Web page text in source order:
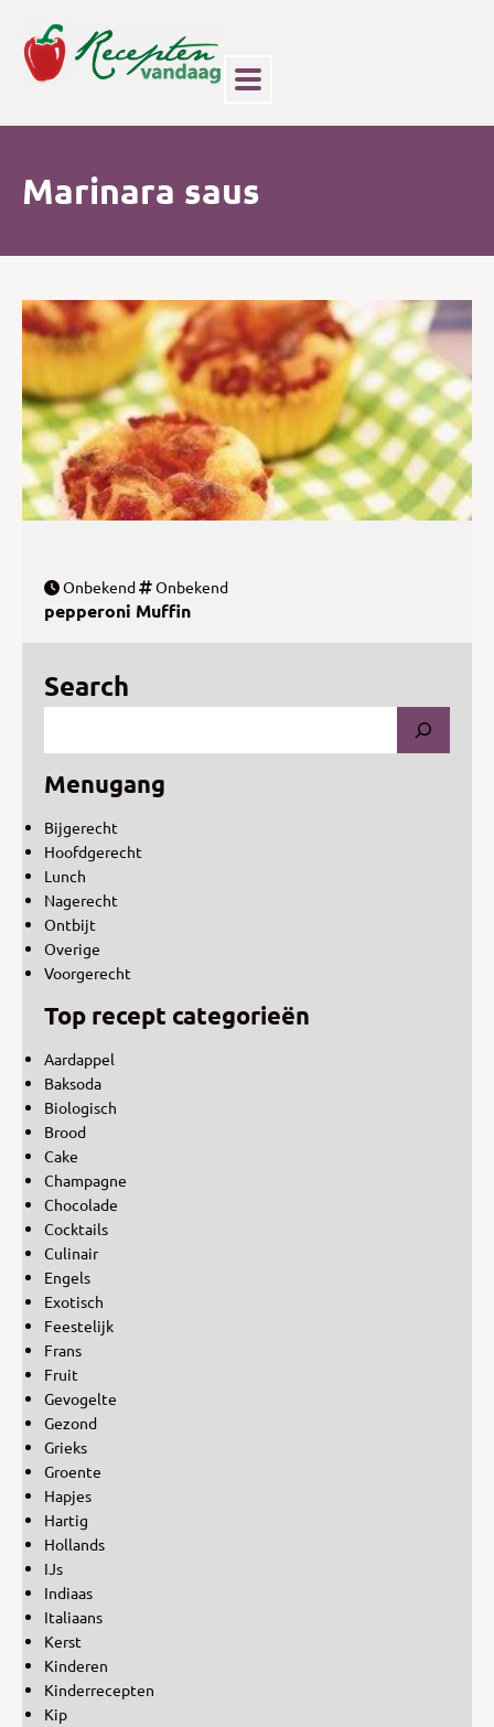
Marinara saus
Onbekend Onbekend
pepperoni Muffin
Search
Menugang
Bijgerecht
Hoofdgerecht
Lunch
Nagerecht
Ontbijt
Overige
Voorgerecht
Top recept categorieën
Aardappel
Baksoda
Biologisch
Brood
Cake
Champagne
Chocolade
Cocktails
Culinair
Engels
Exotisch
Feestelijk
Frans
Fruit
Gevogelte
Gezond
Grieks
Groente
Hapjes
Hartig
Hollands
IJs
Indiaas
Italiaans
Kerst
Kinderen
Kinderrecepten
Kip